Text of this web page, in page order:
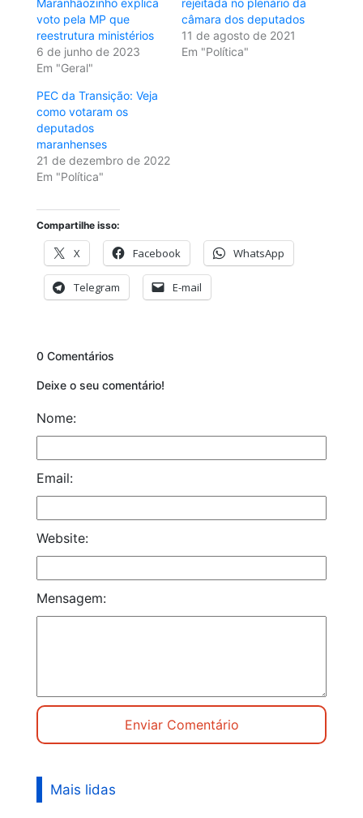
Maranhãozinho explica
voto pela MP que
reestrutura ministérios
6 de junho de 2023
Em "Geral"
rejeitada no plenário da
câmara dos deputados
11 de agosto de 2021
Em "Política"
PEC da Transição: Veja
como votaram os
deputados
maranhenses
21 de dezembro de 2022
Em "Política"
Compartilhe isso:
X Facebook WhatsApp
Telegram E-mail
0 Comentários
Deixe o seu comentário!
Nome:
Email:
Website:
Mensagem:
Mais lidas